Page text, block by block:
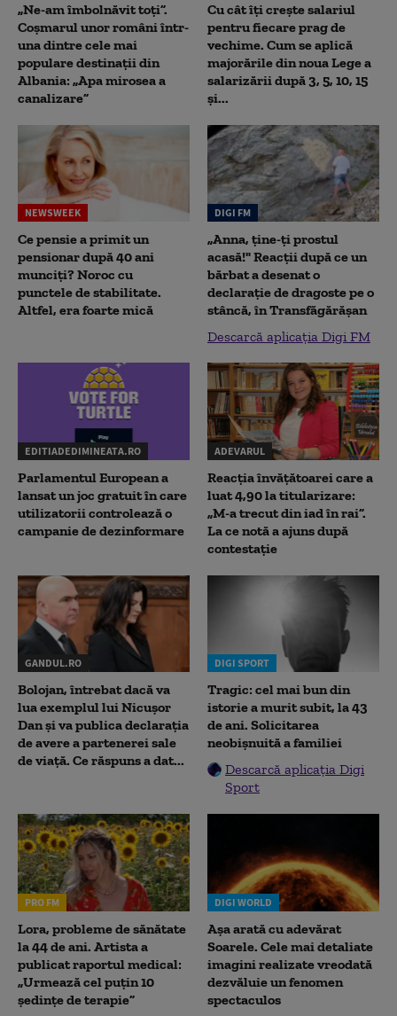
„Ne-am îmbolnăvit toți”.
Coșmarul unor români într-
una dintre cele mai
populare destinații din
Albania: „Apa mirosea a
canalizare”
Cu cât îți crește salariul
pentru fiecare prag de
vechime. Cum se aplică
majorările din noua Lege a
salarizării după 3, 5, 10, 15
și...
NEWSWEEK
Ce pensie a primit un
pensionar după 40 ani
munciți? Noroc cu
punctele de stabilitate.
Altfel, era foarte mică
DIGI FM
„Anna, ţine-ţi prostul
acasă!" Reacţii după ce un
bărbat a desenat o
declaraţie de dragoste pe o
stâncă, în Transfăgărăşan
Descarcă aplicația Digi FM
EDITIADEDIMINEATA.RO
Parlamentul European a
lansat un joc gratuit în care
utilizatorii controlează o
campanie de dezinformare
ADEVARUL
Reacția învățătoarei care a
luat 4,90 la titularizare:
„M-a trecut din iad în rai”.
La ce notă a ajuns după
contestație
GANDUL.RO
Bolojan, întrebat dacă va
lua exemplul lui Nicușor
Dan și va publica declarația
de avere a partenerei sale
de viață. Ce răspuns a dat...
DIGI SPORT
Tragic: cel mai bun din
istorie a murit subit, la 43
de ani. Solicitarea
neobișnuită a familiei
Descarcă aplicația Digi
Sport
PRO FM
Lora, probleme de sănătate
la 44 de ani. Artista a
publicat raportul medical:
„Urmează cel puțin 10
ședințe de terapie”
DIGI WORLD
Așa arată cu adevărat
Soarele. Cele mai detaliate
imagini realizate vreodată
dezvăluie un fenomen
spectaculos